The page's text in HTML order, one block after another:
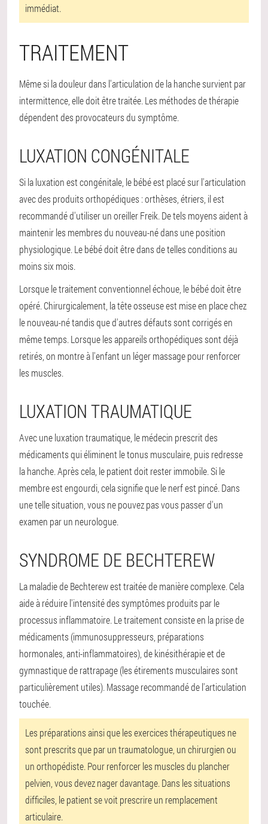
immédiat.
TRAITEMENT
Même si la douleur dans l'articulation de la hanche survient par
intermittence, elle doit être traitée. Les méthodes de thérapie
dépendent des provocateurs du symptôme.
LUXATION CONGÉNITALE
Si la luxation est congénitale, le bébé est placé sur l'articulation
avec des produits orthopédiques : orthèses, étriers, il est
recommandé d'utiliser un oreiller Freik. De tels moyens aident à
maintenir les membres du nouveau-né dans une position
physiologique. Le bébé doit être dans de telles conditions au
moins six mois.
Lorsque le traitement conventionnel échoue, le bébé doit être
opéré. Chirurgicalement, la tête osseuse est mise en place chez
le nouveau-né tandis que d'autres défauts sont corrigés en
même temps. Lorsque les appareils orthopédiques sont déjà
retirés, on montre à l'enfant un léger massage pour renforcer
les muscles.
LUXATION TRAUMATIQUE
Avec une luxation traumatique, le médecin prescrit des
médicaments qui éliminent le tonus musculaire, puis redresse
la hanche. Après cela, le patient doit rester immobile. Si le
membre est engourdi, cela signifie que le nerf est pincé. Dans
une telle situation, vous ne pouvez pas vous passer d'un
examen par un neurologue.
SYNDROME DE BECHTEREW
La maladie de Bechterew est traitée de manière complexe. Cela
aide à réduire l'intensité des symptômes produits par le
processus inflammatoire. Le traitement consiste en la prise de
médicaments (immunosuppresseurs, préparations
hormonales, anti-inflammatoires), de kinésithérapie et de
gymnastique de rattrapage (les étirements musculaires sont
particulièrement utiles). Massage recommandé de l'articulation
touchée.
Les préparations ainsi que les exercices thérapeutiques ne
sont prescrits que par un traumatologue, un chirurgien ou
un orthopédiste. Pour renforcer les muscles du plancher
pelvien, vous devez nager davantage. Dans les situations
difficiles, le patient se voit prescrire un remplacement
articulaire.